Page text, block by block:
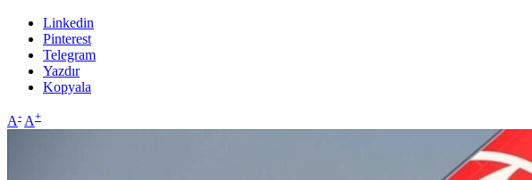
Linkedin
Pinterest
Telegram
Yazdır
Kopyala
A- A+